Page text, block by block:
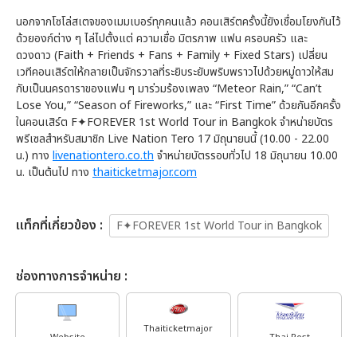
นอกจากโซโล่สเตจของเมมเบอร์ทุกคนแล้ว คอนเสิร์ตครั้งนี้ยังเชื่อมโยงกันไว้
ด้วยองก์ต่าง ๆ ไล่ไปตั้งแต่ ความเชื่อ มิตรภาพ แฟน ครอบครัว และ
ดวงดาว (Faith + Friends + Fans + Family + Fixed Stars) เปลี่ยน
เวทีคอนเสิร์ตให้กลายเป็นจักรวาลที่ระยิบระยับพริบพราวไปด้วยหมู่ดาวให้สม
กับเป็นนครดาราของแฟน ๆ มาร่วมร้องเพลง “Meteor Rain,” “Can’t
Lose You,” “Season of Fireworks,” และ “First Time” ด้วยกันอีกครั้ง
ในคอนเสิร์ต F✦FOREVER 1st World Tour in Bangkok จำหน่ายบัตร
พรีเซลสำหรับสมาชิก Live Nation Tero 17 มิถุนายนนี้ (10.00 - 22.00
น.) ทาง livenationtero.co.th จำหน่ายบัตรรอบทั่วไป 18 มิถุนายน 10.00
น. เป็นต้นไป ทาง thaiticketmajor.com
เเท็กที่เกี่ยวข้อง : F✦FOREVER 1st World Tour in Bangkok
ช่องทางการจำหน่าย :
Thaiticketmajor